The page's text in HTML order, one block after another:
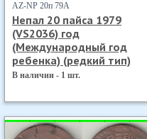
AZ-NP 20п 79А
Непал 20 пайса 1979
(VS2036) год
(Международный год
ребенка) (редкий тип)
В наличии - 1 шт.